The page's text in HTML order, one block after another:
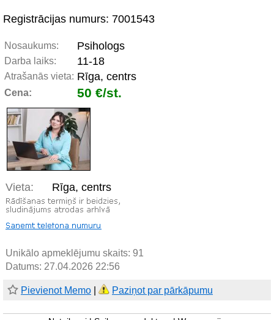
Registrācijas numurs: 7001543
Nosaukums: Psihologs
Darba laiks: 11-18
Atrašanās vieta: Rīga, centrs
Cena: 50 €/st.
Vieta: Rīga, centrs
Unikālo apmeklējumu skaits: 91
Datums: 27.04.2026 22:56
Pievienot Memo Paziņot par pārkāpumu